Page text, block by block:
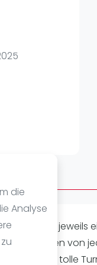
die
Analyse
GE Ihr spielt
Ende werden von
Eine tolle